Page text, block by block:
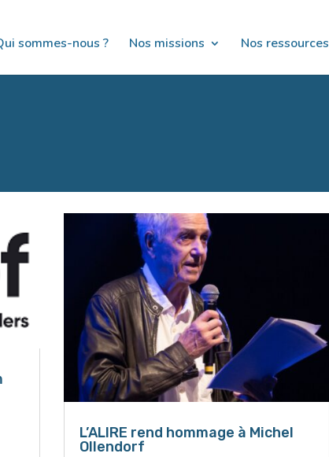
sommes-nous ? Nos missions Nos ressources
L’ALIRE rend hommage à Michel
Ollendorf